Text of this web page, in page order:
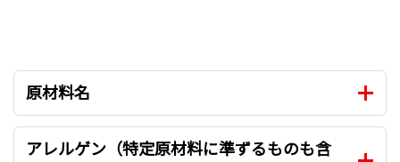
原材料名
アレルゲン（特定原材料に準ずるものも含